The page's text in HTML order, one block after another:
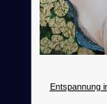
Entspannung